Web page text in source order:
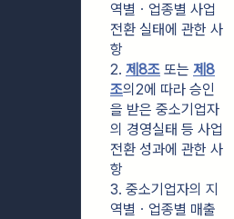
역별ㆍ업종별 사업
전환 실태에 관한 사
항
2. 제8조 또는 제8
조의2에 따라 승인
을 받은 중소기업자
의 경영실태 등 사업
전환 성과에 관한 사
항
3. 중소기업자의 지
역별ㆍ업종별 매출